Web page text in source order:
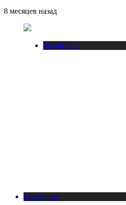
8 месяцев назад
Медицина
Медицина